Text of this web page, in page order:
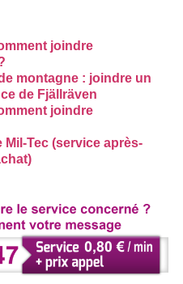
joindre
montagne : joindre un
de Fjällräven
joindre
Mil-Tec (service après-